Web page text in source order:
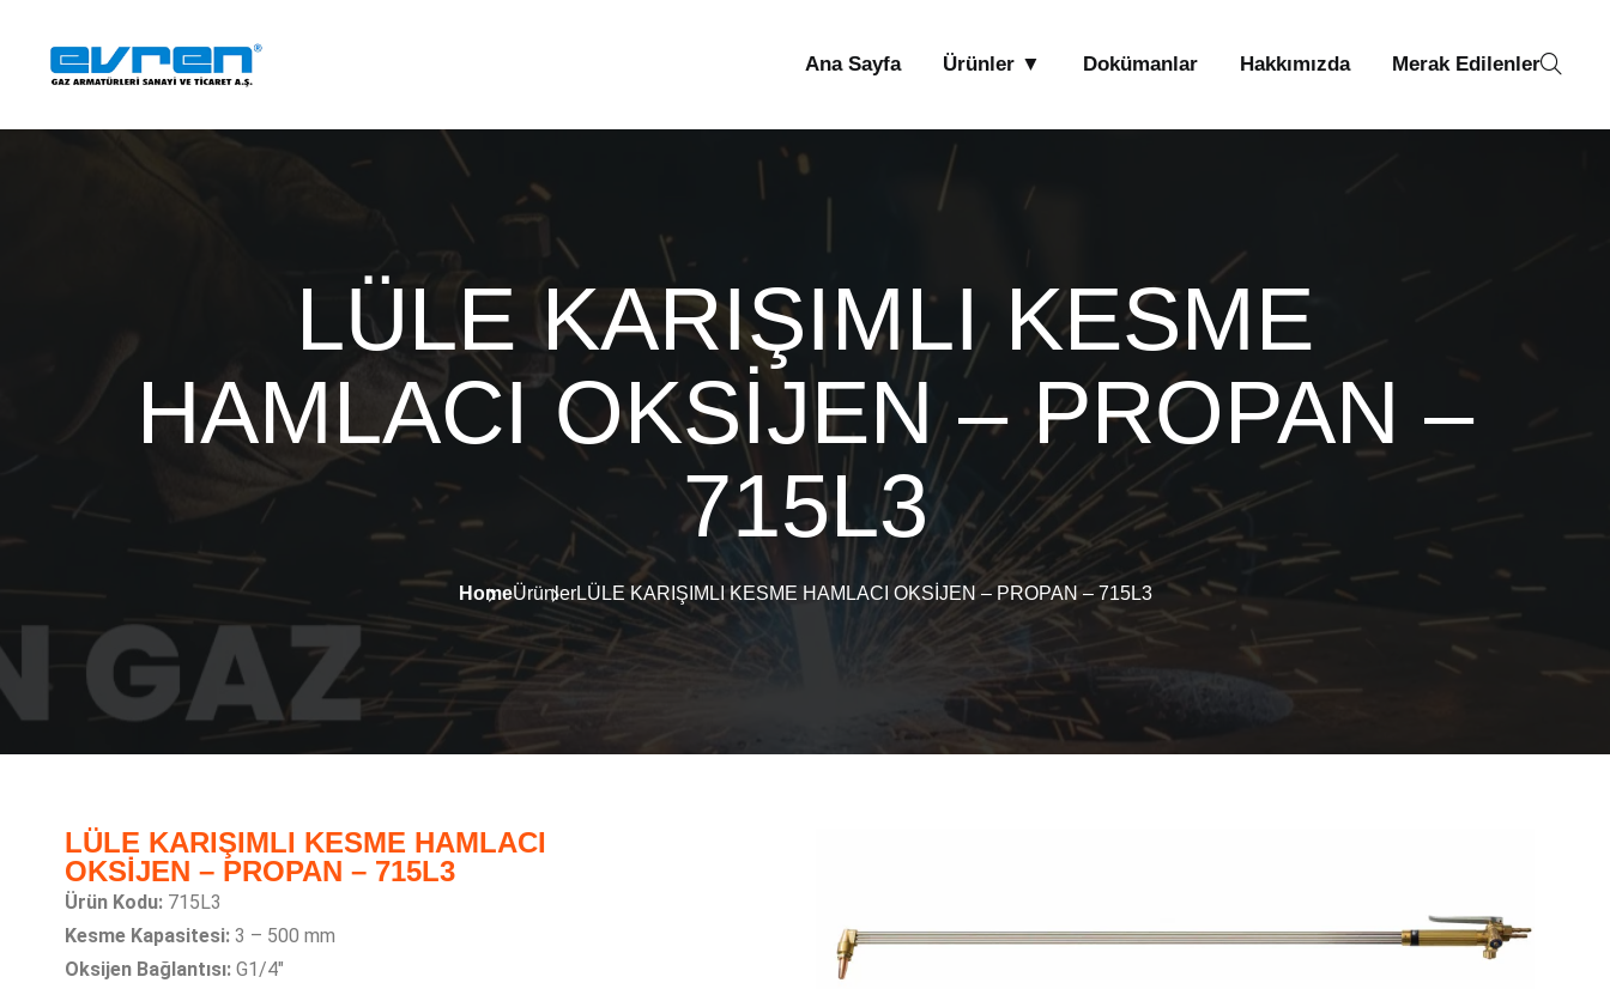
Ana Sayfa Ürünler ▼ Dokümanlar Hakkımızda Merak Edilenler
LÜLE KARIŞIMLI KESME
HAMLACI OKSİJEN – PROPAN –
715L3
HomeÜrünlerLÜLE KARIŞIMLI KESME HAMLACI OKSİJEN – PROPAN – 715L3
LÜLE KARIŞIMLI KESME HAMLACI
OKSİJEN – PROPAN – 715L3
Ürün Kodu:715L3
Kesme Kapasitesi:3 – 500 mm
Oksijen Bağlantısı:G1/4″